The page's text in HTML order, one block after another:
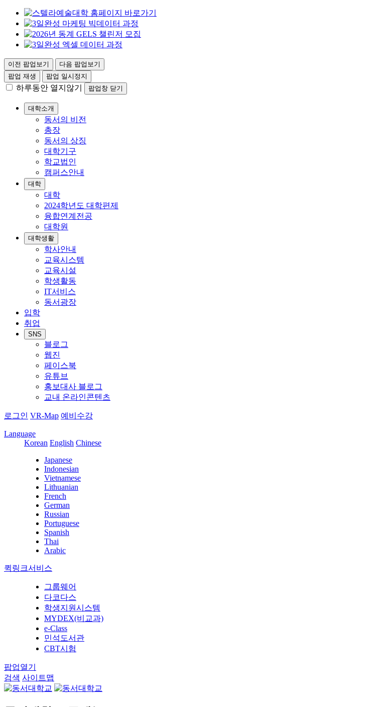
이전 팝업보기
다음 팝업보기
팝업 재생
팝업 일시정지
하루동안 열지않기 팝업창 닫기
대학소개
동서의 비전
총장
동서의 상징
대학기구
학교법인
캠퍼스안내
대학
대학
2024학년도 대학편제
융합연계전공
대학원
대학생활
학사안내
교육시스템
교육시설
학생활동
IT서비스
동서광장
입학
취업
SNS
블로그
웹진
페이스북
유튜브
홍보대사 블로그
교내 온라인콘텐츠
로그인 VR-Map 예비수강
Language
Korean English Chinese
Japanese
Indonesian
Vietnamese
Lithuanian
French
German
Russian
Portuguese
Spanish
Thai
Arabic
퀵링크서비스
그룹웨어
다코다스
학생지원시스템
MYDEX(비교과)
e-Class
민석도서관
CBT시험
팝업열기
검색 사이트맵